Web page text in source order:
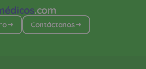
.com
Contáctanos